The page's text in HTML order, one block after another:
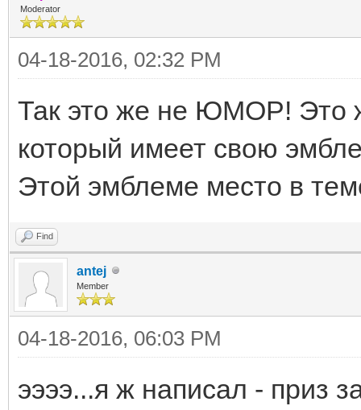
Moderator
04-18-2016, 02:32 PM
Так это же не ЮМОР! Это
который имеет свою
Этой эмблеме место в
Find
antej
Member
04-18-2016, 06:03 PM
ээээ...я ж написал - приз